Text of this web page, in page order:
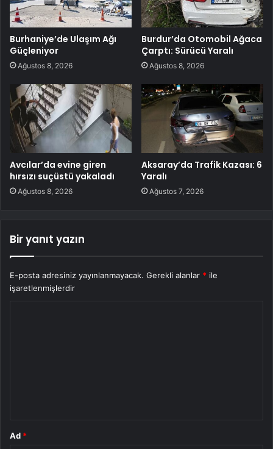
Burhaniye’de Ulaşım Ağı
Güçleniyor
Ağustos 8, 2026
Burdur’da Otomobil Ağaca
Çarptı: Sürücü Yaralı
Ağustos 8, 2026
Avcılar’da evine giren
hırsızı suçüstü yakaladı
Ağustos 8, 2026
Aksaray’da Trafik Kazası: 6
Yaralı
Ağustos 7, 2026
Bir yanıt yazın
E-posta adresiniz yayınlanmayacak. Gerekli alanlar * ile
işaretlenmişlerdir
Ad *